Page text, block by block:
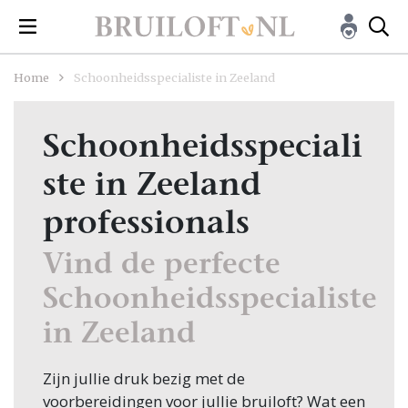
Home Schoonheidsspecialiste in Zeeland
Schoonheidsspeciali
ste in Zeeland
professionals
Vind de perfecte
Schoonheidsspecialiste
in Zeeland
Zijn jullie druk bezig met de
voorbereidingen voor jullie bruiloft? Wat een